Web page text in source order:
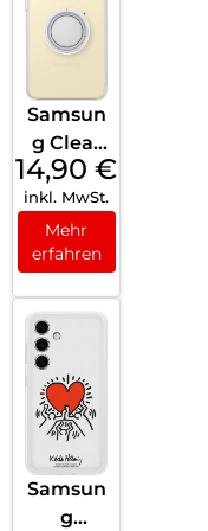
Samsun
g Clear
Gadget
Case
Galaxy
S24
rent
14,90 €
inkl. MwSt.
Mehr
erfahren
Samsun
g